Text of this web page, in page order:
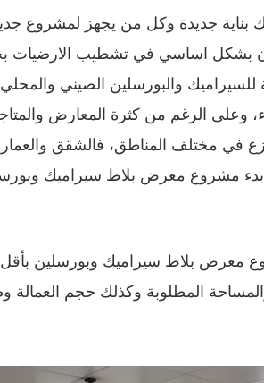
جديدة وكل من يجهز لمشروع
بشكل اساسي في تشطيب الارضيات
للسيراميك والبورسلين الصيني
وعلى الرغم من كثرة المعارض
في مختلف المناطق، فالشقق
مشروع معرض بلاط سيراميك
معرض بلاط سيراميك وبورسلين بأقل
المطلوبة وكذلك حجم